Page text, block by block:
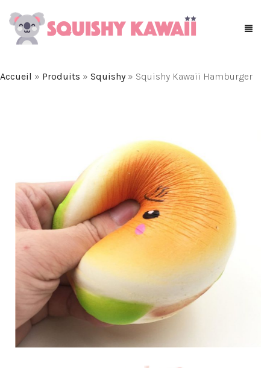
Accueil » Produits » Squishy» Squishy Kawaii Hamburger